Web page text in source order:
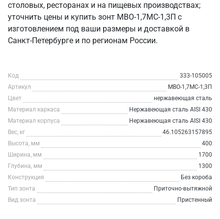
столовых, ресторанах и на пищевых производствах;
уточнить цены и купить зонт МВО-1,7МС-1,3П с
изготовлением под ваши размеры и доставкой в
Санкт‑Петербурге и по регионам России.
Код
333-105005
Артикул
МВО-1,7МС-1,3П
Цвет
нержавеющая сталь
Материал каркаса
Нержавеющая сталь AISI 430
Материал корпуса
Нержавеющая сталь AISI 430
Вес, кг
46.105263157895
Высота, мм
400
Ширина, мм
1700
Глубина, мм
1300
Конструкция
Без короба
Тип зонта
Приточно-вытяжной
Вид зонта
Пристенный